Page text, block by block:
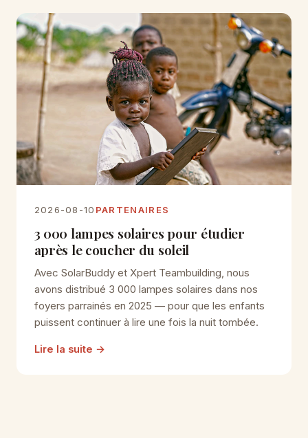
2026-08-10 PARTENAIRES
3 000 lampes solaires pour étudier
après le coucher du soleil
Avec SolarBuddy et Xpert Teambuilding, nous
avons distribué 3 000 lampes solaires dans nos
foyers parrainés en 2025 — pour que les enfants
puissent continuer à lire une fois la nuit tombée.
Lire la suite →